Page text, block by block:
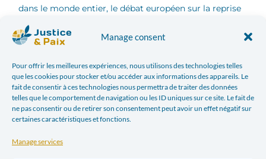
Manage consent
Pour offrir les meilleures expériences, nous utilisons des technologies telles
que les cookies pour stocker et/ou accéder aux informations des appareils. Le
fait de consentir à ces technologies nous permettra de traiter des données
telles que le comportement de navigation ou les ID uniques sur ce site. Le fait de
ne pas consentir ou de retirer son consentement peut avoir un effet négatif sur
certaines caractéristiques et fonctions.
Manage services
dans le monde entier, le débat européen sur la reprise
économique bat son plein. Le plan de relance sera vert
et équitable – c’est du moins ce que promet le Pacte
Leyen en décembre 2019. Mais il est un aspect
primordial que les responsables politiques ne doivent
pas perdre de vue dans ce débat afin de ne pas faire
fausse route. Il s’agit de l’impact qu’ont les entreprises
sur les droits humains et l’environnement au travers
des chaînes de production globalisées qui nous